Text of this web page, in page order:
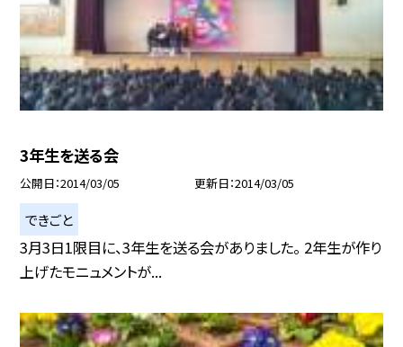
3年生を送る会
公開日 2014/03/05 更新日 2014/03/05
できごと
3月3日1限目に、3年生を送る会がありました。 2年生が作り
上げたモニュメントが...